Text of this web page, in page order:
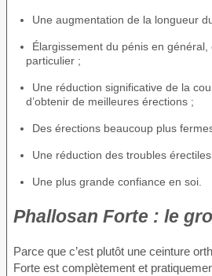
Une augmentation de la longueur
Élargissement du pénis en général,
particulier ;
Une réduction significative de la
d’obtenir de meilleures érections ;
Des érections beaucoup plus
Une réduction des troubles
Une plus grande confiance en soi.
Phallosan Forte : le
Parce que c’est plutôt une ceinture
Forte est complètement et